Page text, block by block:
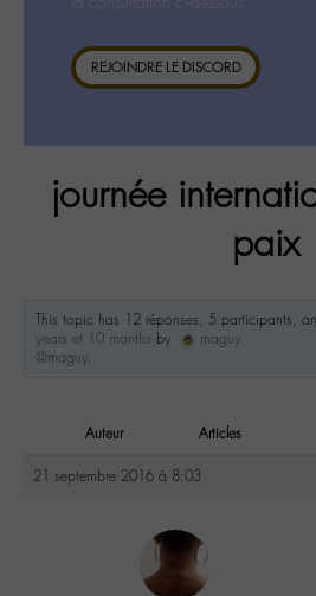
REJOINDRE LE DISCORD
journée
paix
This topic has 12 réponses, 5 participants,
years et 10 months by
maguy
@maguy.
Auteur Articles
21 septembre 2016 à 8:03